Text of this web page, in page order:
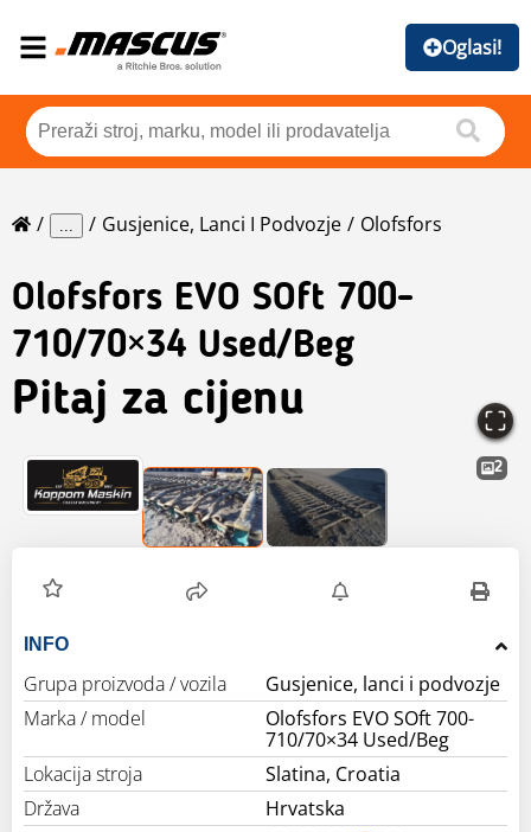
Oglasi!
... Gusjenice, Lanci I Podvozje Olofsfors
Olofsfors EVO SOft 700-
710/70×34 Used/Beg
Pitaj za cijenu
2
INFO
Grupa proizvoda / vozila
Gusjenice, lanci i podvozje
Marka / model
Olofsfors EVO SOft 700-
710/70×34 Used/Beg
Lokacija stroja
Slatina, Croatia
Država
Hrvatska